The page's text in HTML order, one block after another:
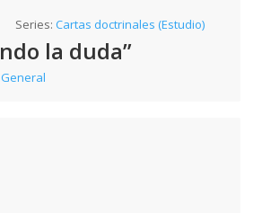
Series:Cartas doctrinales (Estudio)
la duda”